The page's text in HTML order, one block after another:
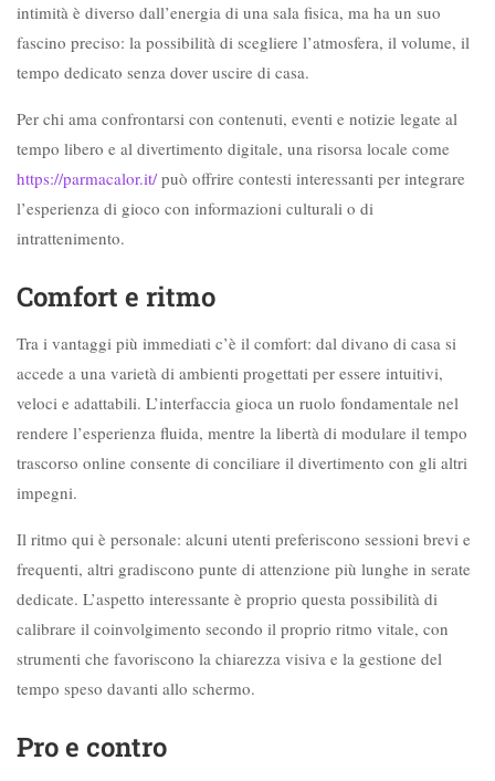
intimità è diverso dall’energia di una sala fisica, ma ha un suo
fascino preciso: la possibilità di scegliere l’atmosfera, il volume, il
tempo dedicato senza dover uscire di casa.
Per chi ama confrontarsi con contenuti, eventi e notizie legate al
tempo libero e al divertimento digitale, una risorsa locale come
https://parmacalor.it/può offrire contesti interessanti per integrare
l’esperienza di gioco con informazioni culturali o di
intrattenimento.
Comfort e ritmo
Tra i vantaggi più immediati c’è il comfort: dal divano di casa si
accede a una varietà di ambienti progettati per essere intuitivi,
veloci e adattabili. L’interfaccia gioca un ruolo fondamentale nel
rendere l’esperienza fluida, mentre la libertà di modulare il tempo
trascorso online consente di conciliare il divertimento con gli altri
impegni.
Il ritmo qui è personale: alcuni utenti preferiscono sessioni brevi e
frequenti, altri gradiscono punte di attenzione più lunghe in serate
dedicate. L’aspetto interessante è proprio questa possibilità di
calibrare il coinvolgimento secondo il proprio ritmo vitale, con
strumenti che favoriscono la chiarezza visiva e la gestione del
tempo speso davanti allo schermo.
Pro e contro